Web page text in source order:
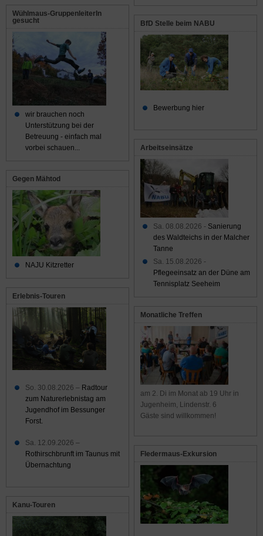
BfD Stelle beim NABU
Bewerbung hier
Arbeitseinsätze
Sa. 08.08.2026 - Sanierung
des Waldteichs in der Malcher
Tanne
Sa. 15.08.2026 -
Pflegeeinsatz an der Düne am
Tennisplatz Seeheim
Monatliche Treffen
am 2. Di im Monat ab 19 Uhr in
Jugenheim, Lindenstr. 6
Gäste sind willkommen!
Fledermaus-Exkursion
Wühlmaus-GruppenleiterIn
gesucht
wir brauchen noch
Unterstützung bei der
Betreuung - einfach mal
vorbei schauen...
Gegen Mähtod
NAJU Kitzretter
Erlebnis-Touren
So. 30.08.2026 – Radtour
zum Naturerlebnistag am
Jugendhof im Bessunger
Forst.
Sa. 12.09.2026 –
Rothirschbrunft im Taunus mit
Übernachtung
Kanu-Touren